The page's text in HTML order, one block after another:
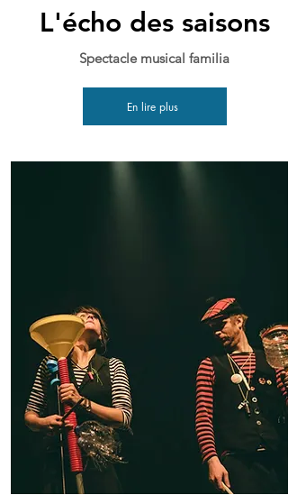
L'écho des saisons
Spectacle musical familia
En lire plus